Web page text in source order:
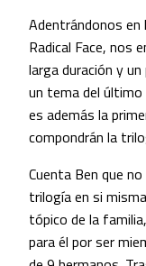
Adentrándonos en
Radical Face, nos
larga duración y
un tema del
es además la
compondrán la
Cuenta Ben que
trilogía en si
tópico de la
para él por ser